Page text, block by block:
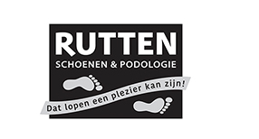
inhoud